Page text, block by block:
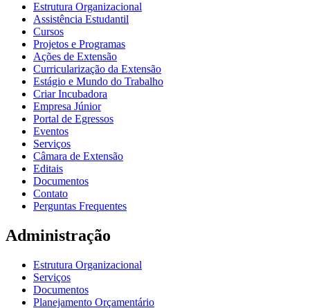
Estrutura Organizacional
Assistência Estudantil
Cursos
Projetos e Programas
Ações de Extensão
Curricularização da Extensão
Estágio e Mundo do Trabalho
Criar Incubadora
Empresa Júnior
Portal de Egressos
Eventos
Serviços
Câmara de Extensão
Editais
Documentos
Contato
Perguntas Frequentes
Administração
Estrutura Organizacional
Serviços
Documentos
Planejamento Orçamentário